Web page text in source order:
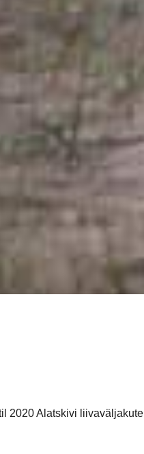
2020 Alatskivi liivaväljakutel